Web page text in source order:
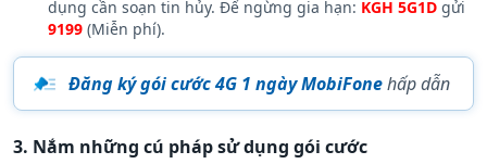
Gói tự động gia hạn nếu tài khoản đủ tiền, muốn dừng sử
dụng cần soạn tin hủy. Để ngừng gia hạn:
9199(Miễn phí).
Đăng ký gói cước 4G 1 ngày MobiFonehấp dẫn